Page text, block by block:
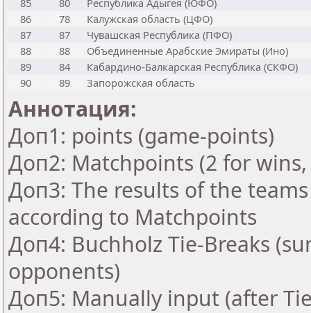
85
80
Республика Адыгея (ЮФО)
86
78
Калужская область (ЦФО)
87
87
Чувашская Республика (ПФО)
88
88
Объединенные Арабские Эмираты (Ино)
89
84
Кабардино-Балкарская Республика (СКФО)
90
89 Запорожская область
Аннотация:
Доп1: points (game-points)
Доп2: Matchpoints (2 for
Доп3: The results of the
according to Matchpoints
Доп4: Buchholz Tie-Breaks
opponents)
Доп5: Manually input (after